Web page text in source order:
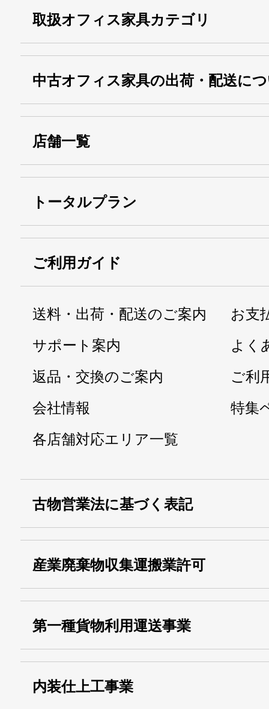
取扱オフィス家具カテゴリ
中古オフィス家具の出荷・配送に
店舗一覧
トータルプラン
ご利用ガイド
送料・出荷・配送のご案内
お支
サポート案内
よく
返品・交換のご案内
ご利
会社情報
特集
各店舗対応エリア一覧
古物営業法に基づく表記
産業廃棄物収集運搬業許可
運搬業許可証番号：
13000155805
第一種貨物利用運送事業
事業
内装仕上工事業